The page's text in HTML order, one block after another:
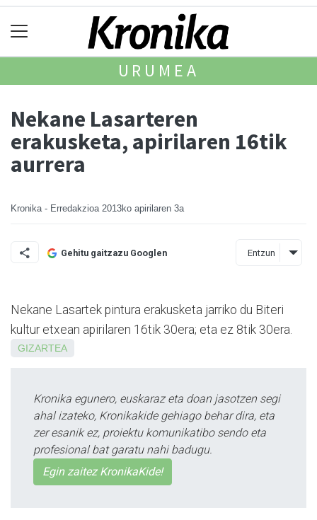
URUMEA
Nekane Lasarteren
erakusketa, apirilaren 16tik
aurrera
Kronika - Erredakzioa 2013ko apirilaren 3a
Gehitu gaitzazu Googlen Entzun
Nekane Lasartek pintura erakusketa jarriko du Biteri
kultur etxean apirilaren 16tik 30era; eta ez 8tik 30era.
GIZARTEA
Kronika egunero, euskaraz eta doan jasotzen segi
ahal izateko, Kronikakide gehiago behar dira, eta
zer esanik ez, proiektu komunikatibo sendo eta
profesional bat garatu nahi badugu.
Egin zaitez KronikaKide!